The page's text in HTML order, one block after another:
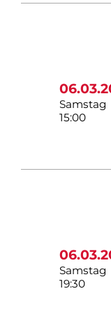
Samstag
15:00
Samstag
19:30